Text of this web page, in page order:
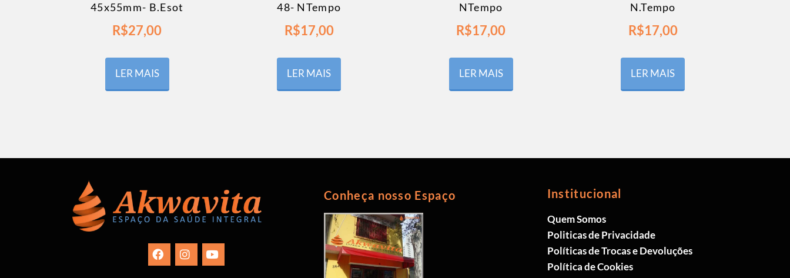
45x55mm- B.Esot
R$27,00
LER MAIS
48- NTempo
R$17,00
LER MAIS
NTempo
R$17,00
LER MAIS
N.Tempo
R$17,00
LER MAIS
Conheça nosso Espaço Institucional
Quem Somos
Politicas de Privacidade
Políticas de Trocas e Devoluções
Política de Cookies